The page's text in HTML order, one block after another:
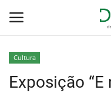
Cultura
Exposição